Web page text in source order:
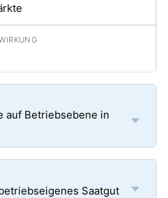
auf Betriebsebene in
Saatgut